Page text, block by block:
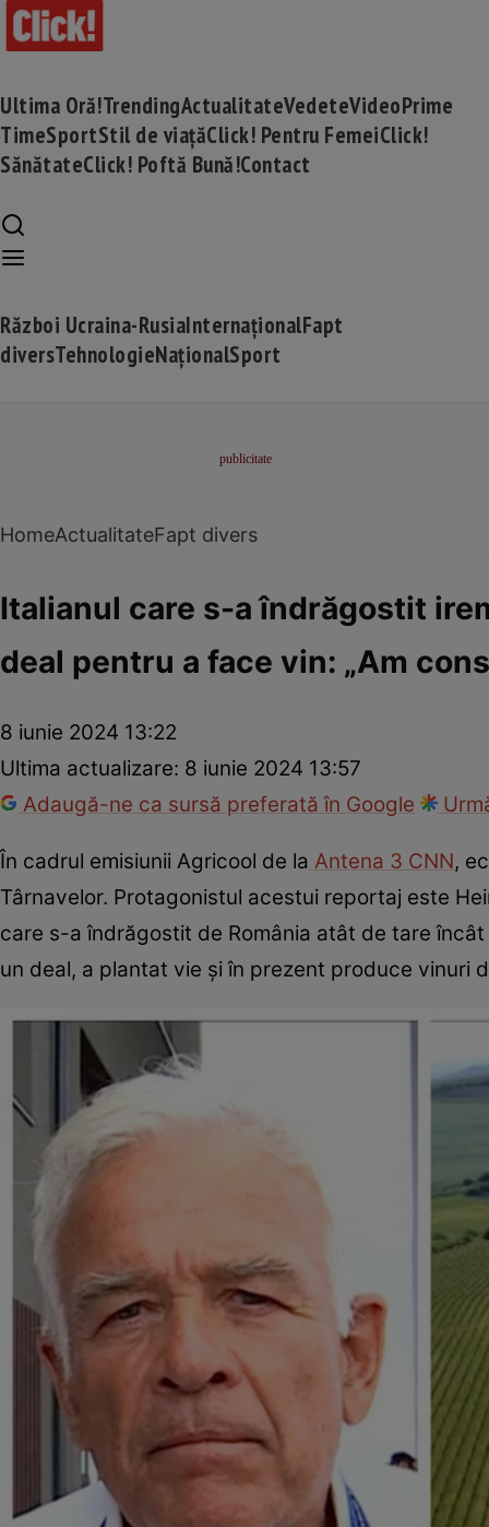
Ultima Oră!TrendingActualitateVedeteVideoPrime
TimeSportStil de viațăClick! Pentru FemeiClick!
SănătateClick! Poftă Bună!Contact
Război Ucraina-RusiaInternaționalFapt
diversTehnologieNaționalSport
HomeActualitateFapt divers
Italianul care s-a îndrăgostit
deal pentru a face vin: „Am
8 iunie 2024 13:22
Ultima actualizare: 8 iunie 2024 13:57
Adaugă-ne ca sursă preferată în Google
În cadrul emisiunii Agricool de la Antena 3 CNN,
Târnavelor. Protagonistul acestui reportaj este
care s-a îndrăgostit de România atât de tare
un deal, a plantat vie și în prezent produce vinuri